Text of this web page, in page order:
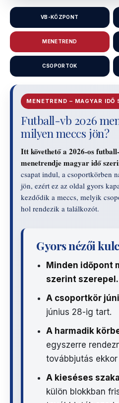
VB-KÖZPONT
MENETREND
CSOPORTOK
MENETREND – MAGYAR IDŐ
Futball-vb 2026
milyen meccs jön?
Itt követhető a 2026-os
menetrendje magyar idő
csapat indul, a csoportkörben
jön, ezért ez az oldal gyors
kezdődik a meccs, melyik
hol rendezik a találkozót.
Gyors nézői
Minden időpont
szerint szerepel.
A csoportkör
június 28-ig tart.
A harmadik
egyszerre
továbbjutás
A kieséses
külön blokkban